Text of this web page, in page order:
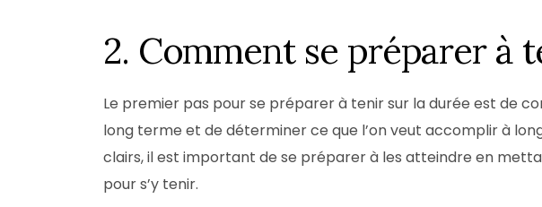
2. Comment se préparer à
Le premier pas pour se préparer à tenir sur la durée est de
long terme et de déterminer ce que l’on veut accomplir à
clairs, il est important de se préparer à les atteindre en
pour s’y tenir.